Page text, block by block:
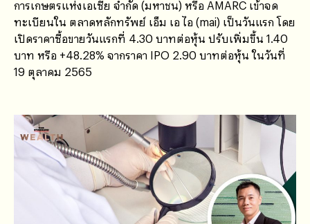
การเกษตรแห่งเอเซีย จำกัด (มหาชน) หรือ AMARC เข้าจด
ทะเบียนใน ตลาดหลักทรัพย์ เอ็ม เอ ไอ (mai) เป็นวันแรก โดย
เปิดราคาซื้อขายวันแรกที่ 4.30 บาทต่อหุ้น ปรับเพิ่มขึ้น 1.40
บาท หรือ +48.28% จากราคา IPO 2.90 บาทต่อหุ้น ในวันที่
19 ตุลาคม 2565